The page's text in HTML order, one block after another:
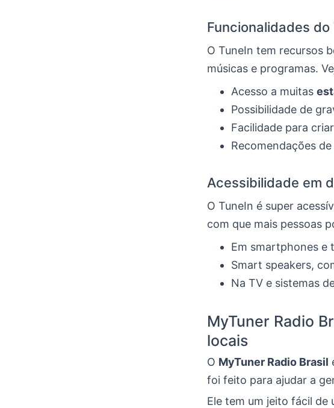
Funcionalidades do
O TuneIn tem recursos
músicas e programas.
Acesso a muitas
Possibilidade de
Facilidade para
Recomendações
Acessibilidade em
O TuneIn é super
com que mais pessoas
Em smartphones e
Smart speakers,
Na TV e sistemas
MyTuner Radio
locais
O MyTuner Radio Brasil
foi feito para ajudar a
Ele tem um jeito fácil de